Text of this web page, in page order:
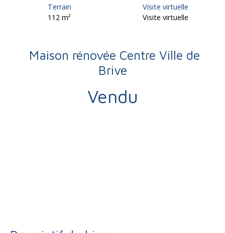
Terrain
112m²
Visite virtuelle
Visite virtuelle
Maison rénovée Centre Ville de
Brive
Vendu